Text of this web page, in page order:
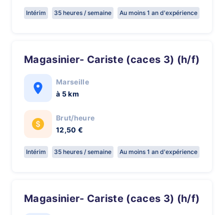
Intérim 35 heures / semaine Au moins 1 an d'expérience
Magasinier- Cariste (caces 3) (h/f)
Marseille
à 5 km
Brut/heure
12,50 €
Intérim 35 heures / semaine Au moins 1 an d'expérience
Magasinier- Cariste (caces 3) (h/f)